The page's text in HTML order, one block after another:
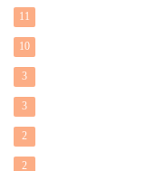
11
10
3
3
2
2